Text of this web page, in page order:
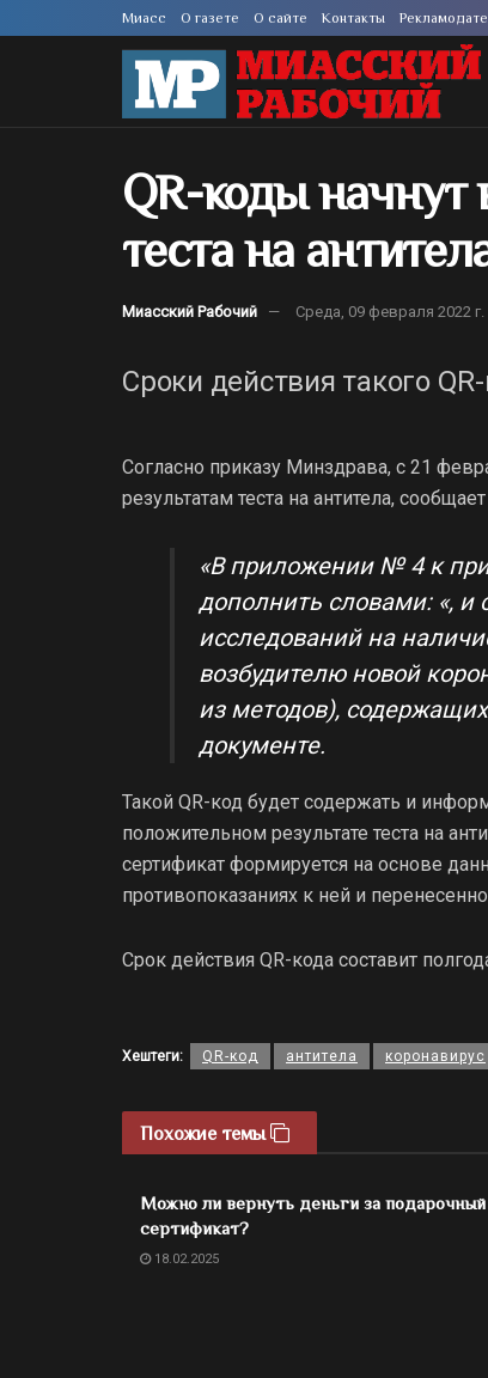
Миасс О газете О сайте Контакты
QR-коды начнут
теста на
Миасский Рабочий Среда, 09 февраля 2022 г.
Сроки действия такого
Согласно приказу Минздрава, с 21
результатам теста на антитела, сообщает
«В приложении № 4 к
дополнить словами: «, и
исследований на
возбудителю новой
из методов),
документе.
Такой QR-код будет содержать и
положительном результате теста на
сертификат формируется на основе
противопоказаниях к ней и
Срок действия QR-кода составит
Хештеги: QR-код антитела коронавирус
Похожие темы
Можно ли вернуть деньги за подарочный
сертификат?
18.02.2025